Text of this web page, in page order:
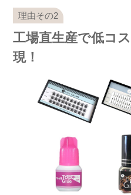
工場直生産で低コ
現！